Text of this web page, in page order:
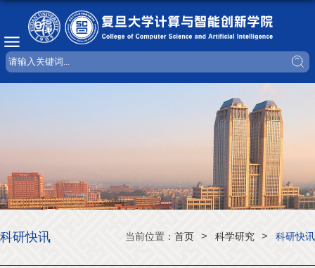
当前位置： 首页 > 科学研究 > 科研快讯
科研快讯